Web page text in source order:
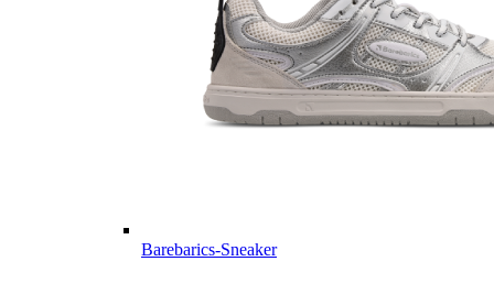
Barebarics-Sneaker